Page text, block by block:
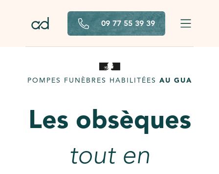
09 77 55 39 39
POMPES FUNÈBRES HABILITÉES AU GUA
Les obsèques
tout en